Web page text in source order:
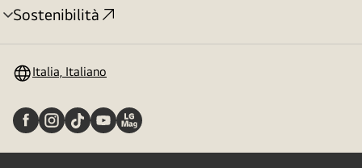
Sostenibilità
Attivazione
Italia, Italiano